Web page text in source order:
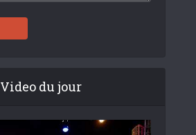
Video du jour